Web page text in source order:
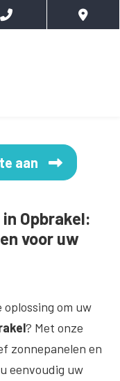
aan
Opbrakel:
voor uw
om uw
? Met onze
zonnepanelen en
eenvoudig uw